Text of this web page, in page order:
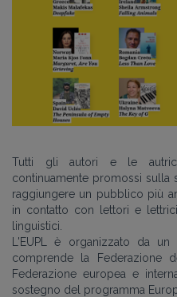
Tutti gli autori e le
continuamente promossi sulla
raggiungere un pubblico più
in contatto con lettori e
linguistici.
L'EUPL è organizzato da
comprende la Federazione
Federazione europea e
sostegno del programma